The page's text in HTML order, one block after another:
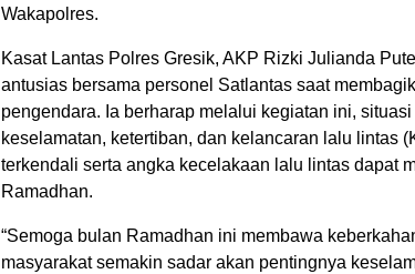
Wakapolres.
Kasat Lantas Polres Gresik, AKP Rizki Julianda
antusias bersama personel Satlantas saat
pengendara. Ia berharap melalui kegiatan ini,
keselamatan, ketertiban, dan kelancaran lalu lintas
terkendali serta angka kecelakaan lalu lintas dapat
Ramadhan.
“Semoga bulan Ramadhan ini membawa
masyarakat semakin sadar akan pentingnya